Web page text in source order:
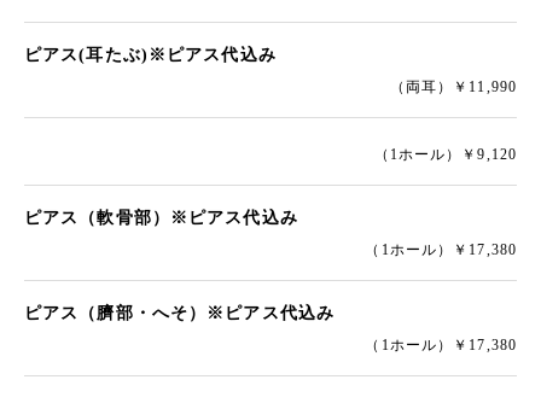
ピアス(耳たぶ)※ピアス代込み
（両耳）￥11,990
（1ホール）￥9,120
ピアス（軟骨部）※ピアス代込み
（1ホール）￥17,380
ピアス（臍部・へそ）※ピアス代込み
（1ホール）￥17,380